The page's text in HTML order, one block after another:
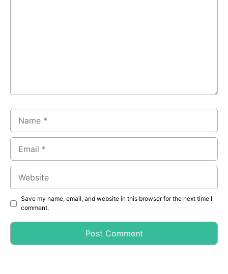
Save my name, email, and website in this browser for the next time I
comment.